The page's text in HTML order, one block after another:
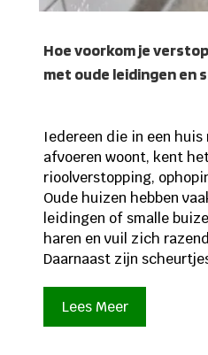
Hoe voorkom je
met oude leidingen en
Iedereen die in een
afvoeren woont, kent
rioolverstopping,
Oude huizen hebben
leidingen of smalle
haren en vuil zich
Daarnaast zijn
Lees Meer